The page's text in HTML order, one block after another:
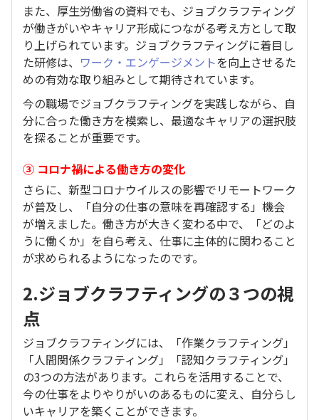
また、厚生労働省の資料でも、ジョブクラフティング
が働きがいやキャリア形成につながる考え方として取
り上げられています。ジョブクラフティングに着目し
た研修は、 ワーク・エンゲージメントを向上させるた
めの有効な取り組みとして期待されています。
今の職場でジョブクラフティングを実践しながら、自
分に合った働き方を模索し、最適なキャリアの選択肢
を探ることが重要です。
③ コロナ禍による働き方の変化
さらに、新型コロナウイルスの影響でリモートワーク
が普及し、「自分の仕事の意味を再確認する」機会
が増えました。働き方が大きく変わる中で、「どのよ
うに働くか」を自ら考え、仕事に主体的に関わること
が求められるようになったのです。
2.ジョブクラフティングの３つの視
点
ジョブクラフティングには、「作業クラフティング」
「人間関係クラフティング」「認知クラフティング」
の3つの方法があります。これらを活用することで、
今の仕事をよりやりがいのあるものに変え、自分らし
いキャリアを築くことができます。